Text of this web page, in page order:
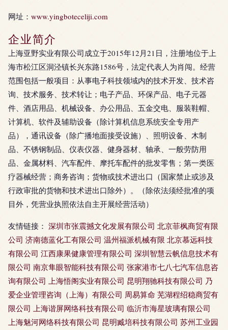
网址： www.yingboteceliji.com
企业简介
上海亚野实业有限公司成立于2015年12月21日，注册地位于上
海市松江区洞泾镇长兴东路1586号，法定代表人为肖闯。经营
范围包括一般项目：从事电子科技领域内的技术开发、技术咨
询、技术服务、技术转让；电子产品、环保产品、电子元器
件、酒店用品、机械设备、办公用品、五金交电、服装鞋帽、
计算机、软件及辅助设备（除计算机信息系统安全专用产
品），通讯设备（除广播地面接受设施）、照明设备、木制
品、不锈钢制品、仪表仪器、健身器材、轴承、一般劳防用
品、金属材料、汽车配件、摩托车配件的批发零售；第一类医
疗器械经营；商务咨询；货物或技术进出口（国家禁止或涉及
行政审批的货物和技术进出口除外）。（除依法须经批准的项
目外，凭营业执照依法自主开展经营活动）
友情链接： 深圳市张震撼文化发展有限公司 北京菲枫商贸有限
公司 济南德蓝化工有限公司 温州福派机械有限 北京慕远科技
有限公司 江西康果健康管理有限公司 深圳智慧云帆信息技术有
限公司 南京隼眼智能科技有限公司 张家港市七八七汽车信息咨
询有限公司 上海悟阁实业有限公司 昆明翔驰科技有限公司 乃
爱企业管理咨询（上海）有限公司 周易算命 芜湖程绍稳商贸有
限公司 上海谐屏网络科技有限公司 临沂市海星玻璃有限公司
上海魅河网络科技有限公司 昆明臧培科技有限公司 苏州工业园